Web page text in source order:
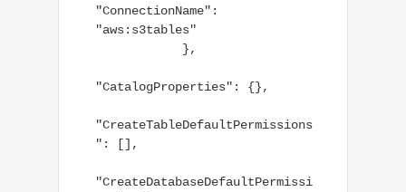
"ConnectionName":
"aws:s3tables"
"CatalogProperties": {},
"CreateTableDefaultPermissions
": [],
"CreateDatabaseDefaultPermissi